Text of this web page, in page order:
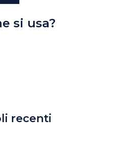
si usa?
recenti